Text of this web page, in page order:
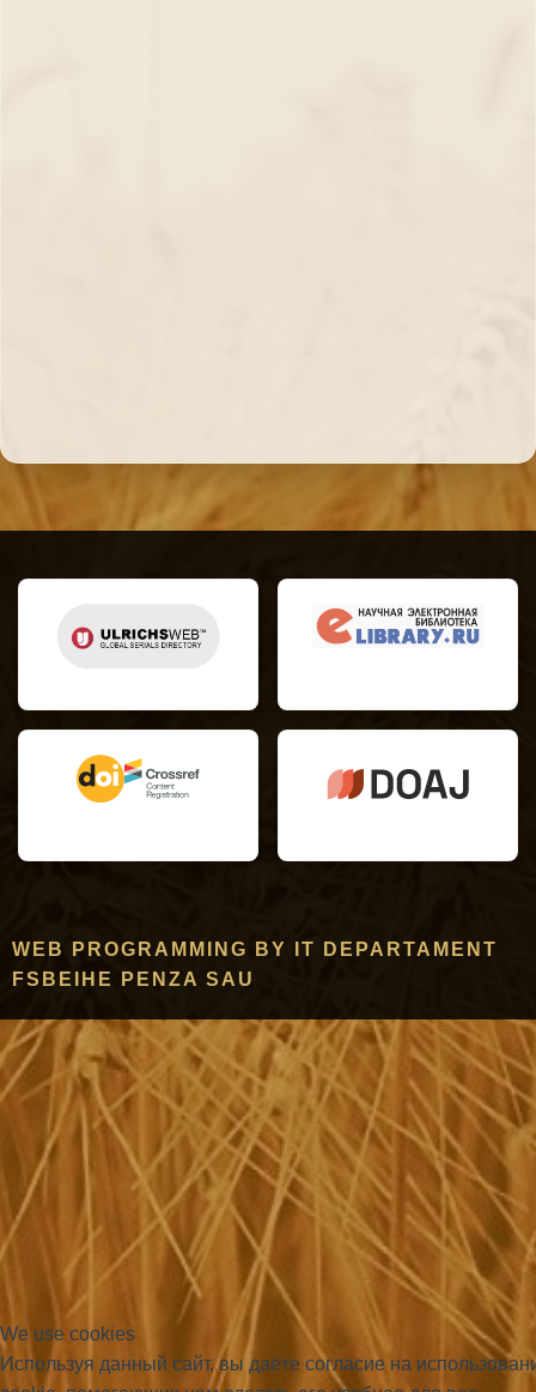
WEB PROGRAMMING BY IT DEPARTAMENT
FSBEIHE PENZA SAU
We use cookies
Используя данный сайт, вы даёте согласие на